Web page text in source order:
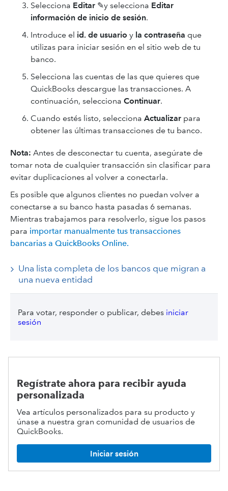
Selecciona Editar ✎y selecciona Editar
información de inicio de sesión.
Introduce el id. de usuario y la contraseña que
utilizas para iniciar sesión en el sitio web de tu
banco.
Selecciona las cuentas de las que quieres que
QuickBooks descargue las transacciones. A
continuación, selecciona Continuar.
Cuando estés listo, selecciona Actualizar para
obtener las últimas transacciones de tu banco.
Nota: Antes de desconectar tu cuenta, asegúrate de
tomar nota de cualquier transacción sin clasificar para
evitar duplicaciones al volver a conectarla.
Es posible que algunos clientes no puedan volver a
conectarse a su banco hasta pasadas 6 semanas.
Mientras trabajamos para resolverlo, sigue los pasos
para importar manualmente tus transacciones
bancarias a QuickBooks Online.
Una lista completa de los bancos que migran a
una nueva entidad
Para votar, responder o publicar, debes iniciar
sesión
Regístrate ahora para recibir ayuda
personalizada
Vea artículos personalizados para su producto y
únase a nuestra gran comunidad de usuarios de
QuickBooks.
Iniciar sesión